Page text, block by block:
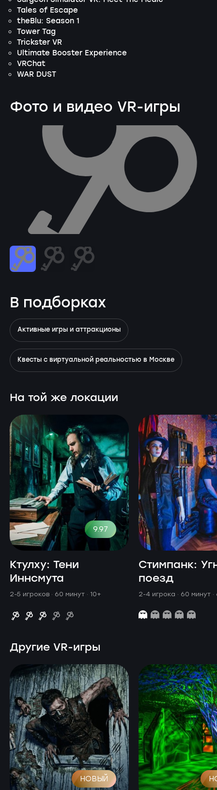
Tales of Escape
theBlu: Season 1
Tower Tag
Trickster VR
Ultimate Booster Experience
VRChat
WAR DUST
Фото и видео VR-игры
В подборках
Активные игры и аттракционы
Квесты с виртуальной реальностью в Москве
На той же локации
9.97
Ктулху: Тени
Иннсмута
2-5 игроков · 60 минут · 10+
Стимпанк:
поезд
2-4 игрока · 60 минут
Другие VR-игры
НОВЫЙ